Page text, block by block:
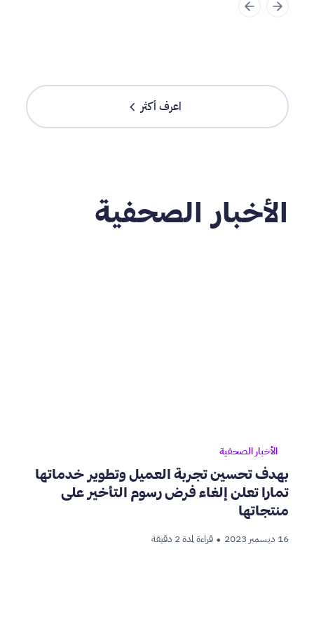
اعرف أكثرchevron_left
الأخبار الصحفية
الأخبار الصحفية
بهدف تحسين تجربة العميل وتطوير خدماتها
تمارا تعلن إلغاء فرض رسوم التأخير على
منتجاتها
16 ديسمبر 2023 • قراءة لمدة 2 دقيقة